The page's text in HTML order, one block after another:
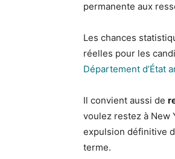
permanente aux
Les chances
réelles pour les
Département d’État
Il convient aussi de
voulez restez à New
expulsion définitive
terme.